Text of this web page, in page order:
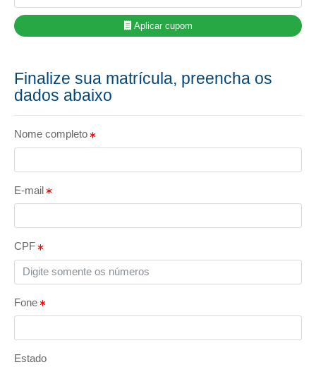
Aplicar cupom
Finalize sua matrícula, preencha os
dados abaixo
Nome completo
E-mail
CPF
Fone
Estado